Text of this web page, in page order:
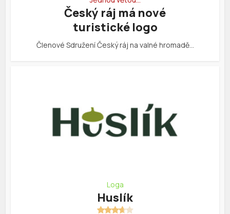
Český ráj má nové
turistické logo
Členové Sdružení Český ráj na valné hromadě…
Loga
Huslík